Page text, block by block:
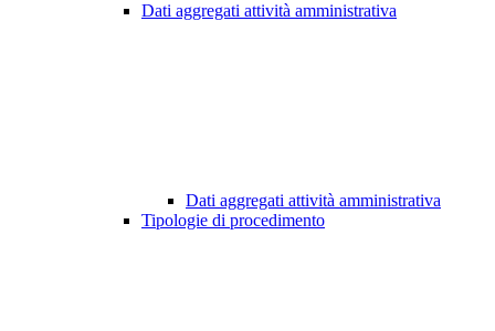
Dati aggregati attività amministrativa
Dati aggregati attività amministrativa
Tipologie di procedimento